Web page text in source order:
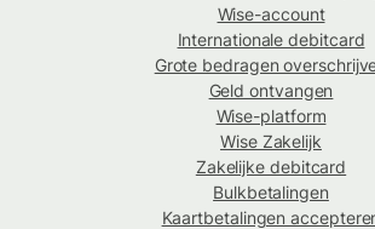
Wise-account
Internationale debitcard
Grote bedragen
Geld ontvangen
Wise-platform
Wise Zakelijk
Zakelijke debitcard
Bulkbetalingen
Kaartbetalingen